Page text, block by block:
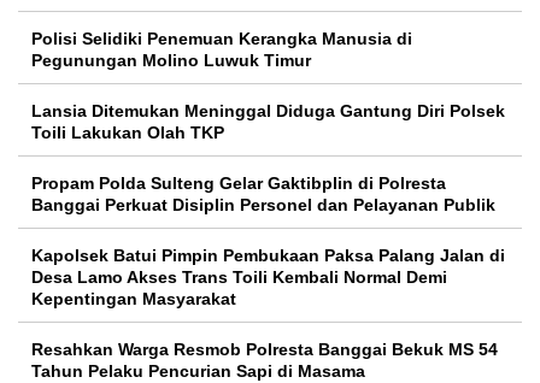
Polisi Selidiki Penemuan Kerangka Manusia di
Pegunungan Molino Luwuk Timur
Lansia Ditemukan Meninggal Diduga Gantung Diri Polsek
Toili Lakukan Olah TKP
Propam Polda Sulteng Gelar Gaktibplin di Polresta
Banggai Perkuat Disiplin Personel dan Pelayanan Publik
Kapolsek Batui Pimpin Pembukaan Paksa Palang Jalan di
Desa Lamo Akses Trans Toili Kembali Normal Demi
Kepentingan Masyarakat
Resahkan Warga Resmob Polresta Banggai Bekuk MS 54
Tahun Pelaku Pencurian Sapi di Masama